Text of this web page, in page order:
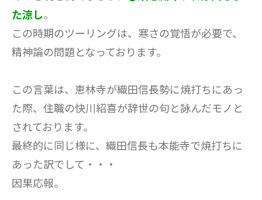
た涼し。
この時期のツーリングは、寒さの覚悟が必要で、
精神論の問題となっております。
この言葉は、恵林寺が織田信長勢に焼打ちにあっ
た際、住職の快川紹喜が辞世の句と詠んだモノと
されております。
最終的に同じ様に、織田信長も本能寺で焼打ちに
あった訳でして・・・
因果応報。